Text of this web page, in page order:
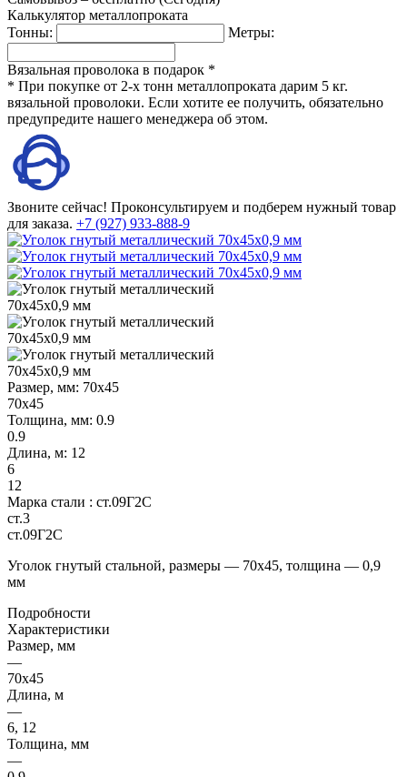
Калькулятор металлопроката
Тонны:
Метры:
Вязальная проволока в подарок *
* При покупке от 2-х тонн металлопроката дарим 5 кг.
вязальной проволоки. Если хотите ее получить, обязательно
предупредите нашего менеджера об этом.
Звоните сейчас! Проконсультируем и подберем нужный товар
для заказа. +7 (927) 933-888-9
Размер, мм: 70х45
70х45
Толщина, мм: 0.9
0.9
Длина, м: 12
6
12
Марка стали : ст.09Г2С
ст.3
ст.09Г2С
Уголок гнутый стальной, размеры — 70х45, толщина — 0,9
мм
Подробности
Характеристики
Размер, мм
—
70х45
Длина, м
—
6, 12
Толщина, мм
—